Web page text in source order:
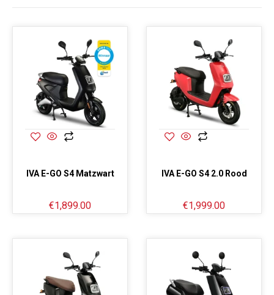
IVA E-GO S4 Matzwart
€1,899.00
IVA E-GO S4 2.0 Rood
€1,999.00